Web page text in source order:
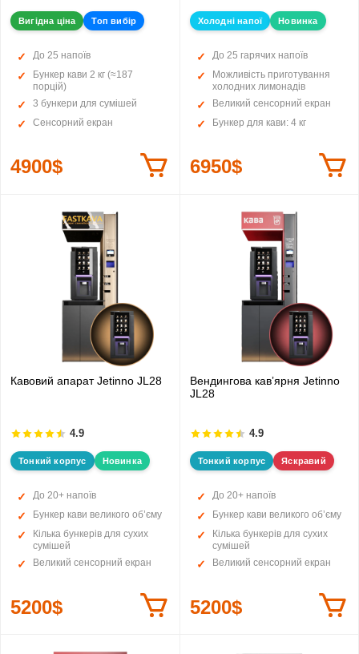
Вигідна ціна Топ вибір
До 25 напоїв
Бункер кави 2 кг (≈187
порцій)
3 бункери для сумішей
Сенсорний екран
4900$
Холодні напої Новинка
До 25 гарячих напоїв
Можливість приготування
холодних лимонадів
Великий сенсорний екран
Бункер для кави: 4 кг
6950$
Кавовий апарат Jetinno JL28
4.9
Тонкий корпус Новинка
До 20+ напоїв
Бункер кави великого об’єму
Кілька бункерів для сухих
сумішей
Великий сенсорний екран
5200$
Вендингова кавʼярня Jetinno
JL28
4.9
Тонкий корпус Яскравий
До 20+ напоїв
Бункер кави великого об’єму
Кілька бункерів для сухих
сумішей
Великий сенсорний екран
5200$